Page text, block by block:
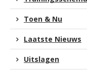
Toen & Nu
Laatste Nieuws
Uitslagen